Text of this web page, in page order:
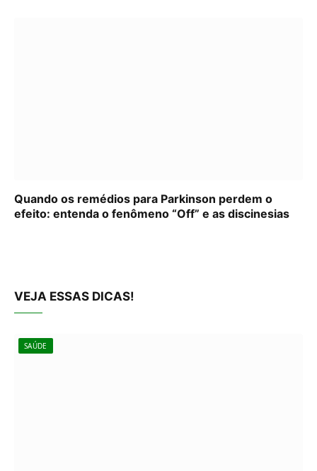
Quando os remédios para Parkinson perdem o
efeito: entenda o fenômeno “Off” e as discinesias
VEJA ESSAS DICAS!
SAÚDE